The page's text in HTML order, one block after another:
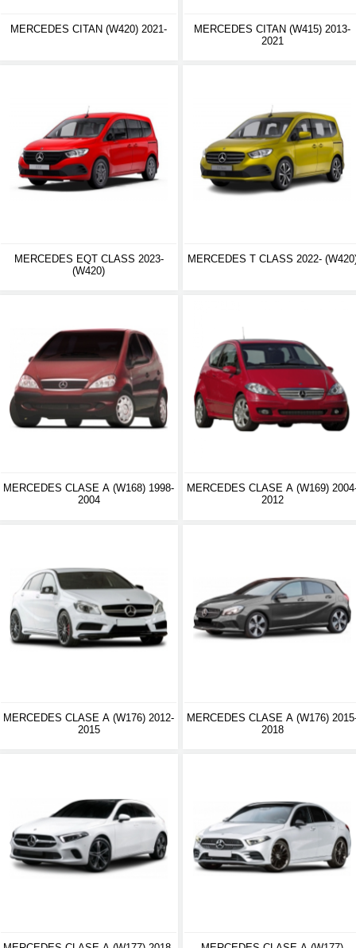
MERCEDES CITAN (W420) 2021-
MERCEDES CITAN (W415) 2013-
2021
MERCEDES EQT CLASS 2023-
(W420)
MERCEDES T CLASS 2022-
MERCEDES CLASE A (W168) 1998-
2004
MERCEDES CLASE A (W169)
2012
MERCEDES CLASE A (W176) 2012-
2015
MERCEDES CLASE A (W176)
2018